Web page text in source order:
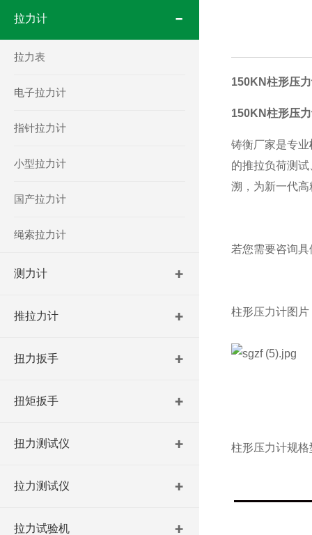
拉力计
拉力表
电子拉力计
指针拉力计
小型拉力计
国产拉力计
绳索拉力计
测力计
推拉力计
扭力扳手
扭矩扳手
扭力测试仪
拉力测试仪
拉力试验机
150KN柱形压
150KN柱形压
铸衡厂家是专业
的推拉负荷测
溯，为新一代
若您需要咨询
柱形压力计图片
柱形压力计规格